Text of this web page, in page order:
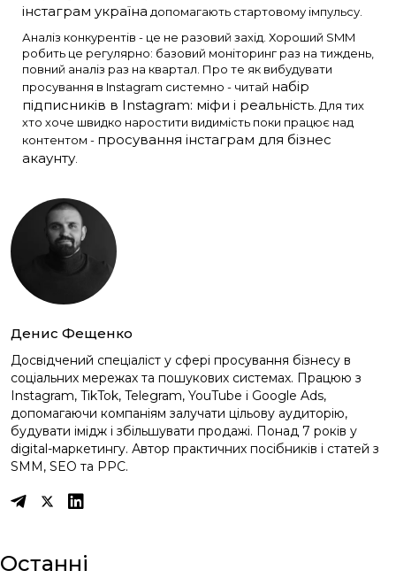
інстаграм україна допомагають стартовому імпульсу.
Аналіз конкурентів - це не разовий захід. Хороший SMM
робить це регулярно: базовий моніторинг раз на тиждень,
повний аналіз раз на квартал. Про те як вибудувати
просування в Instagram системно - читай набір
підписників в Instagram: міфи і реальність . Для тих
хто хоче швидко наростити видимість поки працює над
контентом - просування інстаграм для бізнес
акаунту
Денис Фещенко
Досвідчений спеціаліст у сфері просування бізнесу в
соціальних мережах та пошукових системах. Працюю з
Instagram, TikTok, Telegram, YouTube і Google Ads,
допомагаючи компаніям залучати цільову аудиторію,
будувати імідж і збільшувати продажі. Понад 7 років у
digital-маркетингу. Автор практичних посібників і статей з
SMM, SEO та PPC.
Останні